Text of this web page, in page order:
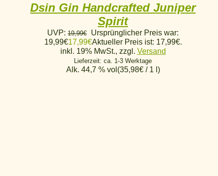
Dsin Gin Handcrafted Juniper
Spirit
UVP: 19,99€
Ursprünglicher Preis war:
19,99€17,99€Aktueller Preis ist: 17,99€.
inkl. 19% MwSt., zzgl. Versand
Lieferzeit: ca. 1-3 Werktage
Alk. 44,7 % vol (35,98€/ 1 l)